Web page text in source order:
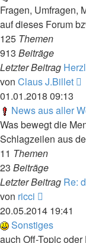
Fragen, Umfragen,
auf dieses Forum
125 Themen
913 Beiträge
Letzter Beitrag
von Claus J.Billet
01.01.2018 09:13
News aus aller
Was bewegt die
Schlagzeilen aus
11 Themen
23 Beiträge
Letzter Beitrag Re:
von ricci
Beitrag
20.05.2014 19:41
Sonstiges
auch Off-Topic